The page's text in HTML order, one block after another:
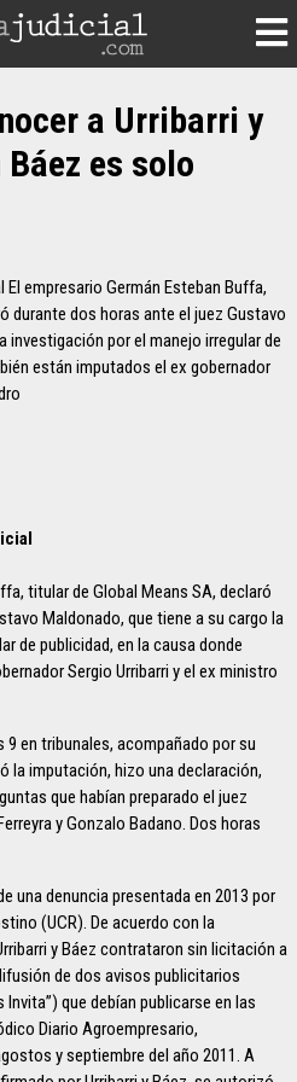
a Urribarri y
es solo
empresario Germán Esteban Buffa,
durante dos horas ante el juez Gustavo
investigación por el manejo irregular de
están imputados el ex gobernador
titular de Global Means SA, declaró
Maldonado, que tiene a su cargo la
de publicidad, en la causa donde
Sergio Urribarri y el ex ministro
en tribunales, acompañado por su
la imputación, hizo una declaración,
que habían preparado el juez
y Gonzalo Badano. Dos horas
una denuncia presentada en 2013 por
(UCR). De acuerdo con la
y Báez contrataron sin licitación a
de dos avisos publicitarios
Invita”) que debían publicarse en las
Diario Agroempresario,
y septiembre del año 2011. A